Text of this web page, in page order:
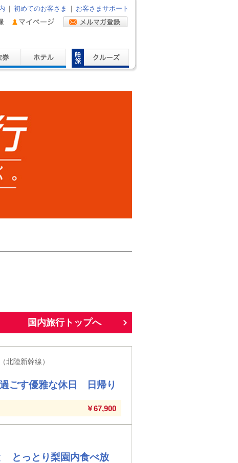
初めてのお客さま お客さまサポート
国内旅行トップへ
北陸新幹線）
ごす優雅な休日 日帰り
￥67,900
とっとり梨園内食べ放